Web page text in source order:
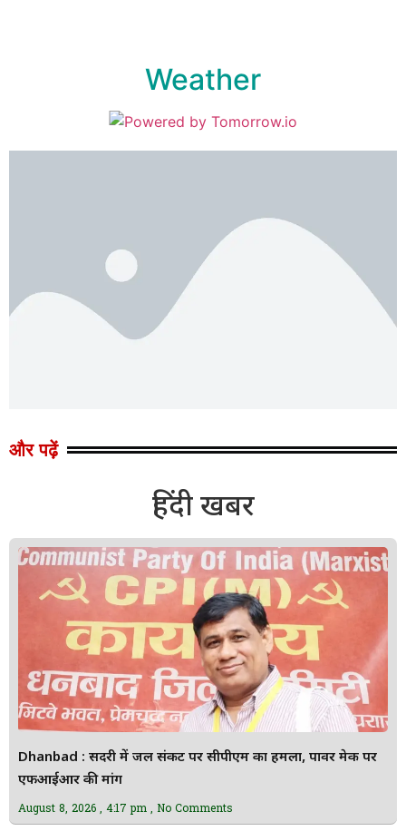
Weather
और पढ़ें
हिंदी खबर
Dhanbad : सिंदरी में जल संकट पर सीपीएम का हमला, पावर मेक पर
एफआईआर की मांग
August 8, 2026 4:17 pm No Comments